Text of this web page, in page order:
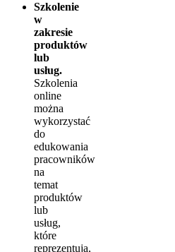
Szkolenie
w
zakresie
produktów
lub
usług.
Szkolenia
online
można
wykorzystać
do
edukowania
pracowników
na
temat
produktów
lub
usług,
które
reprezentują,